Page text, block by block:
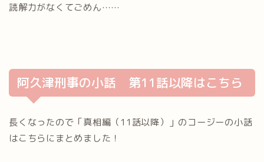
読解力がなくてごめん……
阿久津刑事の小話 第11話以降はこちら
長くなったので「真相編（11話以降）」のコージーの小話
はこちらにまとめました！